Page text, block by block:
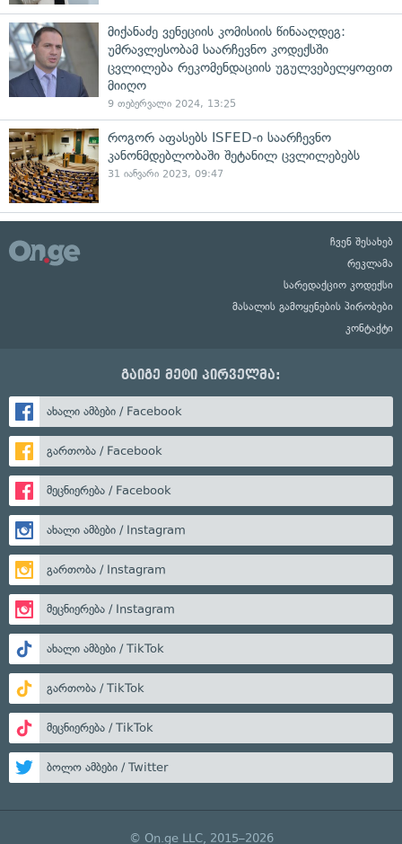
მიქანაძე ვენეციის კომისიის წინააღდეგ:
უმრავლესობამ საარჩევნო კოდექსში
ცვლილება რეკომენდაციის უგულვებელყოფით
მიიღო
9 თებერვალი 2024, 13:25
როგორ აფასებს ISFED-ი საარჩევნო
კანონმდებლობაში შეტანილ ცვლილებებს
31 იანვარი 2023, 09:47
ჩვენ შესახებ
რეკლამა
სარედაქციო კოდექსი
მასალის გამოყენების პირობები
კონტაქტი
გაიგე მეტი პირველმა:
ახალი ამბები / Facebook
გართობა / Facebook
მეცნიერება / Facebook
ახალი ამბები / Instagram
გართობა / Instagram
მეცნიერება / Instagram
ახალი ამბები / TikTok
გართობა / TikTok
მეცნიერება / TikTok
ბოლო ამბები / Twitter
© On.ge LLC, 2015–2026